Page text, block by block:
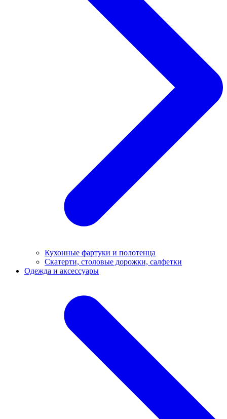
Кухонные фартуки и полотенца
Скатерти, столовые дорожки, салфетки
Одежда и аксессуары